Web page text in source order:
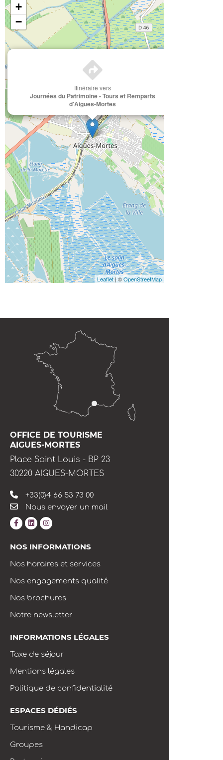
Itinéraire vers
Journées du Patrimoine - Tours et Remparts
d'Aigues-Mortes
+
−
Leaflet| ©OpenStreetMap
OFFICE DE TOURISME
AIGUES-MORTES
Place Saint Louis - BP 23
30220 AIGUES-MORTES
+33(0)4 66 53 73 00
Nous envoyer un mail
NOS INFORMATIONS
Nos horaires et services
Nos engagements qualité
Nos brochures
Notre newsletter
INFORMATIONS LÉGALES
Taxe de séjour
Mentions légales
Politique de confidentialité
ESPACES DÉDIÉS
Tourisme & Handicap
Groupes